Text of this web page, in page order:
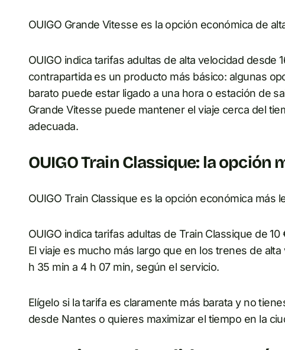
OUIGO Grande Vitesse es la opción económica de
OUIGO indica tarifas adultas de alta velocidad desde
contrapartida es un producto más básico: algunas
barato puede estar ligado a una hora o estación de
Grande Vitesse puede mantener el viaje cerca del
adecuada.
OUIGO Train Classique: la opción
OUIGO Train Classique es la opción económica más
OUIGO indica tarifas adultas de Train Classique de
El viaje es mucho más largo que en los trenes de
h 35 min a 4 h 07 min, según el servicio.
Elígelo si la tarifa es claramente más barata y no
desde Nantes o quieres maximizar el tiempo en la